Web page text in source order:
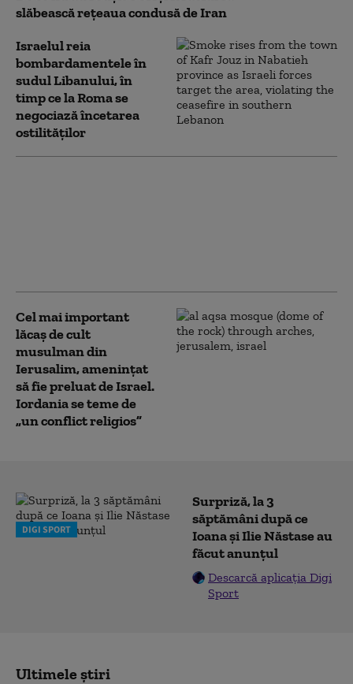
slăbească rețeaua condusă de Iran
Israelul reia
bombardamentele în
sudul Libanului, în
timp ce la Roma se
negociază încetarea
ostilităților
Cel mai important
lăcaş de cult
musulman din
Ierusalim, amenințat
să fie preluat de Israel.
Iordania se teme de
„un conflict religios”
DIGI SPORT
Surpriză, la 3
săptămâni după ce
Ioana și Ilie Năstase au
făcut anunțul
Descarcă aplicația Digi
Sport
Ultimele știri